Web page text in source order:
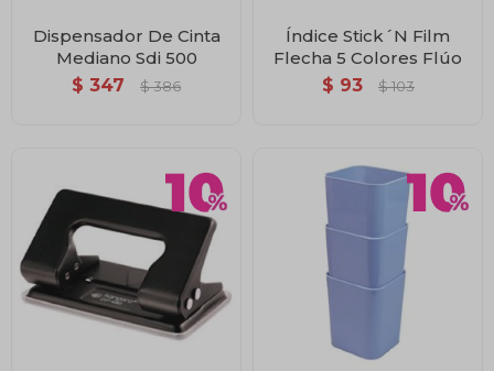
Dispensador De Cinta
Mediano Sdi 500
$ 347 $ 386
Índice Stick´N Film
Flecha 5 Colores Flúo
$ 93 $ 103